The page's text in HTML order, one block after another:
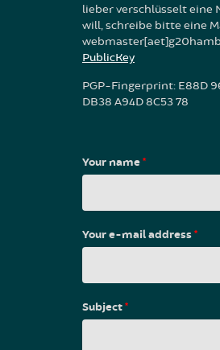
lieber verschlüsselt eine
will, schreibe bitte eine
PublicKey
PGP-Fingerprint: E88D
DB38 A94D 8C53 78
Your name*
Your e-mail address*
Subject*